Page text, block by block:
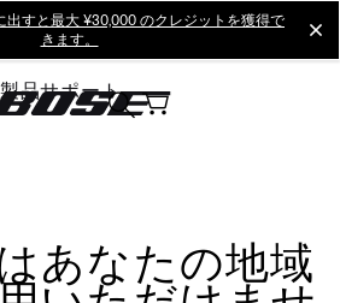
出すと最大 ¥30,000 のクレジットを獲得で
きます。
製品サポート
あなたの地域